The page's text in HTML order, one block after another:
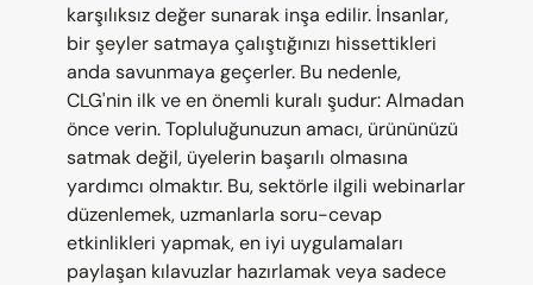
karşılıksız değer sunarak inşa edilir. İnsanlar,
bir şeyler satmaya çalıştığınızı hissettikleri
anda savunmaya geçerler. Bu nedenle,
CLG'nin ilk ve en önemli kuralı şudur: Almadan
önce verin. Topluluğunuzun amacı, ürününüzü
satmak değil, üyelerin başarılı olmasına
yardımcı olmaktır. Bu, sektörle ilgili webinarlar
düzenlemek, uzmanlarla soru-cevap
etkinlikleri yapmak, en iyi uygulamaları
paylaşan kılavuzlar hazırlamak veya sadece